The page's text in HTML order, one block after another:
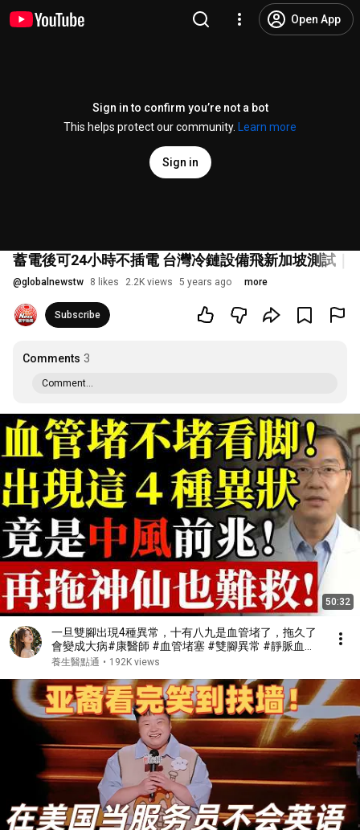
Open App
Sign in to confirm you’re not a bot
This helps protect our community.
Learn more
Sign in
蓄電後可24小時不插電 台灣冷鏈設備飛新加坡測試｜
@globalnewstw 8 likes 2.2K views 5 years ago more
Subscribe
Comments 3
Comment...
50:32
一旦雙腳出現4種異常，十有八九是血管堵了，拖久了
會變成大病#康醫師 #血管堵塞 #雙腳異常 #靜脈血栓
#肺栓塞 #銀髮族養生 #猝死預防 #血液循環 #健康誤
養生醫點通 • 192K views